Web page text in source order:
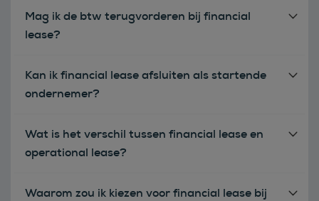
Mag ik de btw terugvorderen bij financial
lease?
Kan ik financial lease afsluiten als startende
ondernemer?
Wat is het verschil tussen financial lease en
operational lease?
Waarom zou ik kiezen voor financial lease bij